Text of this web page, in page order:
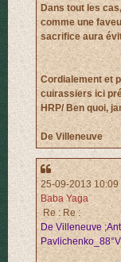
Dans tout les
comme une
sacrifice aura
Cordialement et
cuirassiers ici
HRP/ Ben quoi,
De Villeneuve
25-09-2013 10:09
Baba Yaga
Re : Re :
De Villeneuve